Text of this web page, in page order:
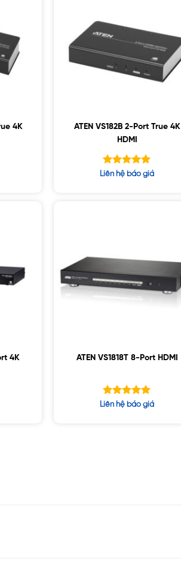
4K
ATEN VS182B 2-Port True 4K
HDMI
Được xếp
Liên hệ báo giá
4K
ATEN VS1818T 8-Port HDMI
Được xếp
Liên hệ báo giá